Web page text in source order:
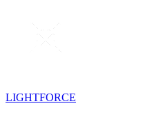
LIGHTFORCE